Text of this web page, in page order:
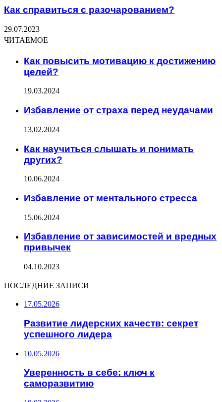
Как справиться с разочарованием?
29.07.2023
ЧИТАЕМОЕ
Как повысить мотивацию к достижению
целей?
19.03.2024
Избавление от страха перед неудачами
13.02.2024
Как научиться слышать и понимать
других?
10.06.2024
Избавление от ментального стресса
15.06.2024
Избавление от зависимостей и вредных
привычек
04.10.2023
ПОСЛЕДНИЕ ЗАПИСИ
17.05.2026
Развитие лидерских качеств: секрет
успешного лидера
10.05.2026
Уверенность в себе: ключ к
саморазвитию